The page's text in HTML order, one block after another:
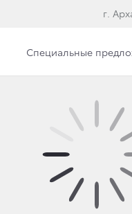
г.
Специальные